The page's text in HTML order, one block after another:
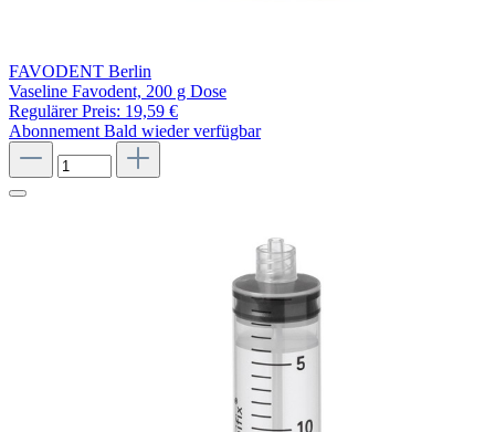
FAVODENT Berlin
Vaseline Favodent, 200 g Dose
Regulärer Preis: 19,59 €
Abonnement Bald wieder verfügbar